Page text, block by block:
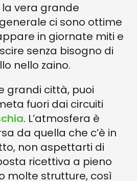
vera grande
ci sono ottime
in giornate miti e
senza bisogno di
nello zaino.
grandi città, puoi
fuori dai circuiti
. L’atmosfera è
da quella che c’è in
non aspettarti di
ricettiva a pieno
molte strutture, così